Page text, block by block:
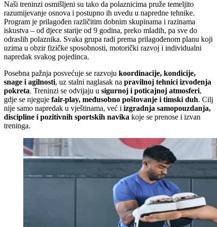
Naši treninzi osmišljeni su tako da polaznicima pruže temeljito
razumijevanje osnova i postupno ih uvedu u napredne tehnike.
Program je prilagođen različitim dobnim skupinama i razinama
iskustva – od djece starije od 9 godina, preko mladih, pa sve do
odraslih polaznika. Svaka grupa radi prema prilagođenom planu koji
uzima u obzir fizičke sposobnosti, motorički razvoj i individualni
napredak svakog pojedinca.
Posebna pažnja posvećuje se razvoju koordinacije, kondicije,
snage i agilnosti, uz stalni naglasak na pravilnoj tehnici izvođenja
pokreta. Treninzi se odvijaju u sigurnoj i poticajnoj atmosferi,
gdje se njeguje fair-play, međusobno poštovanje i timski duh. Cilj
nije samo napredak u vještinama, već i izgradnja samopouzdanja,
discipline i pozitivnih sportskih navika koje se prenose i izvan
treninga.